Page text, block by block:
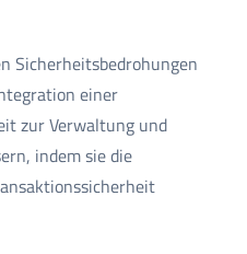
Sicherheitsbedrohungen
einer
zur Verwaltung und
indem sie die